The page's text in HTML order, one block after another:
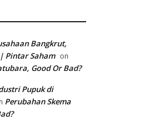
Bangkrut,
Pintar Saham on
Good Or Bad?
Pupuk di
Perubahan Skema